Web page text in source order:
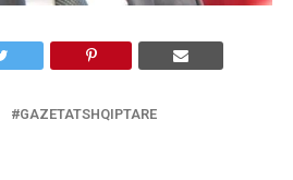
GAZETATSHQIPTARE